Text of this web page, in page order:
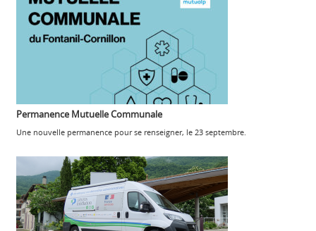
Permanence Mutuelle Communale
Une nouvelle permanence pour se renseigner, le 23 septembre.